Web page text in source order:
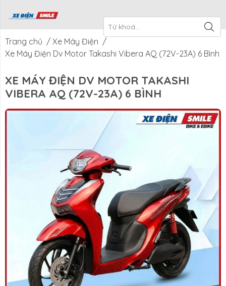
Xe Điện
Smile
CTKM Tháng
Trang chủ / Xe Máy Điện /
Xe Máy Điện Dv Motor Takashi Vibera AQ (72V-23A) 6 Bình
XE MÁY ĐIỆN DV MOTOR TAKASHI
VIBERA AQ (72V-23A) 6 BÌNH